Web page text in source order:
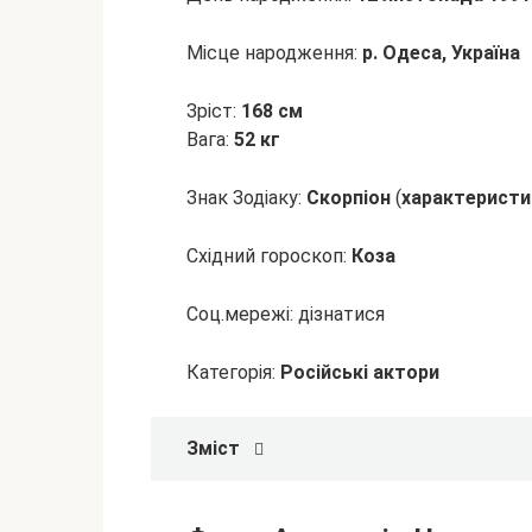
Місце народження: р. Одеса, Україна
Зріст: 168 см
Вага: 52 кг
Знак Зодіаку: Скорпіон (
Східний гороскоп: Коза
Соц.мережі: дізнатися
Категорія: Російські актори
Зміст